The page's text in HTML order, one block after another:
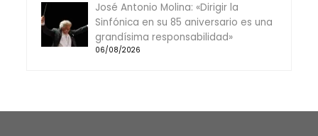
José Antonio Molina: «Dirigir la
Sinfónica en su 85 aniversario es una
grandísima responsabilidad»
06/08/2026